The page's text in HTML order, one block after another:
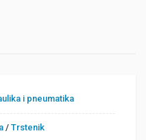
i pneumatika
/Trstenik